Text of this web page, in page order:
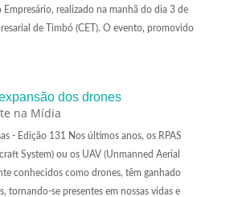
realizado na manhã do dia 3 de
de Timbó (CET). O evento, promovido
dos drones
na Mídia
- Edição 131 Nos últimos anos, os RPAS
System) ou os UAV (Unmanned Aerial
conhecidos como drones, têm ganhado
tornando-se presentes em nossas vidas e